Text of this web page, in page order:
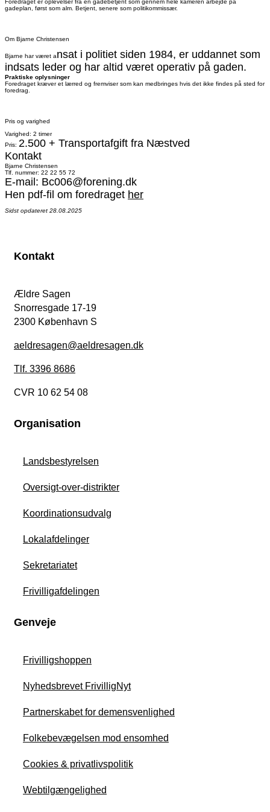
Foredraget er oplevelser fra en gadebetjent som gennem hele karrieren arbejde på
gadeplan, først som alm. Betjent, senere som politikommissær.
Om Bjarne Christensen
Bjarne har været ansat i politiet siden 1984, er uddannet som
indsats leder og har a ltid været operativ på gaden.
Praktiske oplysninger
Foredraget kræver et lærred og fremviser som kan medbringes hvis det ikke findes på sted for
foredrag.
Pris og varighed
Varighed: 2 timer
Pris: 2.500 + Transportafgift fra Næstved
Kontakt
Bjarne Christensen
Tlf. nummer: 22 22 55 72
E-mail: Bc006@forening.dk
Hen pdf-fil om foredraget her
Sidst opdateret 28.08.2025
Kontakt
Ældre Sagen
Snorresgade 17-19
2300 København S
aeldresagen@aeldresagen.dk
Tlf. 3396 8686
CVR 10 62 54 08
Organisation
Landsbestyrelsen
Oversigt-over-distrikter
Koordinationsudvalg
Lokalafdelinger
Sekretariatet
Frivilligafdelingen
Genveje
Frivilligshoppen
Nyhedsbrevet FrivilligNyt
Partnerskabet for demensvenlighed
Folkebevægelsen mod ensomhed
Cookies & privatlivspolitik
Webtilgængelighed